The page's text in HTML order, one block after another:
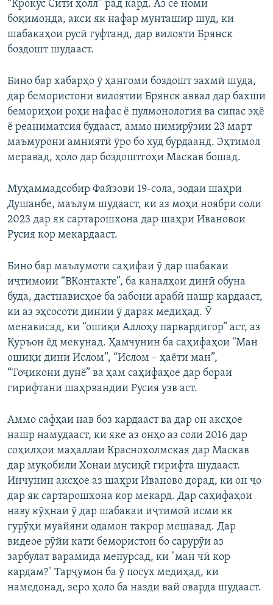
“Крокус Сити ҳолл” рад кард. Аз се номи
боқимонда, акси як нафар мунташир шуд, ки
шабакаҳои русӣ гуфтанд, дар вилояти Брянск
боздошт шудааст.
Бино бар хабарҳо ӯ ҳангоми боздошт захмӣ шуда,
дар бемористони вилоятии Брянск аввал дар бахши
бемориҳои роҳи нафас ё пулмонология ва сипас эҳё
ё реаниматсия будааст, аммо нимирӯзии 23 март
маъмурони амниятӣ ӯро бо худ бурдаанд. Эҳтимол
меравад, ҳоло дар боздоштгоҳи Маскав бошад.
Муҳаммадсобир Файзови 19-сола, зодаи шаҳри
Душанбе, маълум шудааст, ки аз моҳи ноябри соли
2023 дар як сартарошхона дар шаҳри Ивановои
Русия кор мекардааст.
Бино бар маълумоти саҳифаи ӯ дар шабакаи
иҷтимоии “ВКонтакте”, ба каналҳои динӣ обуна
буда, дастнависҳое ба забони арабӣ нашр кардааст,
ки аз эҳсосоти динии ӯ дарак медиҳад. Ӯ
менависад, ки “ошиқи Аллоҳу парвардигор” аст, аз
Қуръон ёд мекунад. Ҳамчунин ба саҳифаҳои “Ман
ошиқи дини Ислом”, “Ислом – ҳаёти ман”,
“Тоҷикони дунё” ва ҳам саҳифаҳое дар бораи
гирифтани шаҳрвандии Русия узв аст.
Аммо сафҳаи нав боз кардааст ва дар он аксҳое
нашр намудааст, ки яке аз онҳо аз соли 2016 дар
соҳилҳои маҳаллаи Краснохолмская дар Маскав
дар муқобили Хонаи мусиқӣ гирифта шудааст.
Инчунин аксҳое аз шаҳри Иваново дорад, ки он ҷо
дар як сартарошхона кор мекард. Дар саҳифаҳои
наву кӯҳнаи ӯ дар шабакаи иҷтимоӣ исми як
гурӯҳи муайяни одамон такрор мешавад. Дар
видеое рӯйи кати бемористон бо сарурӯи аз
зарбулат варамида мепурсад, ки "ман чӣ кор
кардам?" Тарҷумон ба ӯ посух медиҳад, ки
намедонад, зеро ҳоло ба назди вай оварда шудааст.